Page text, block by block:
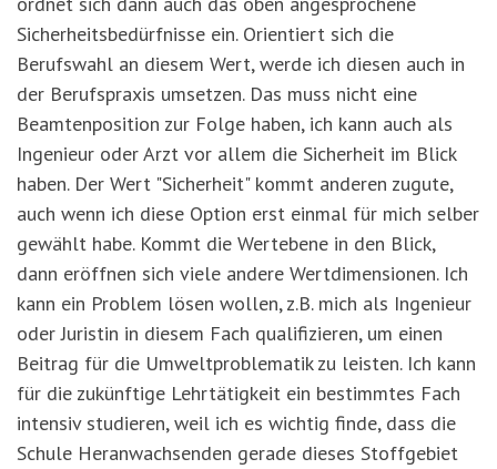
Sicherheitsbedürfnisse ein. Orientiert sich die
Berufswahl an diesem Wert, werde ich diesen auch in
der Berufspraxis umsetzen. Das muss nicht eine
Beamtenposition zur Folge haben, ich kann auch als
Ingenieur oder Arzt vor allem die Sicherheit im Blick
haben. Der Wert "Sicherheit" kommt anderen zugute,
auch wenn ich diese Option erst einmal für mich selber
gewählt habe. Kommt die Wertebene in den Blick,
dann eröffnen sich viele andere Wertdimensionen. Ich
kann ein Problem lösen wollen, z.B. mich als Ingenieur
oder Juristin in diesem Fach qualifizieren, um einen
Beitrag für die Umweltproblematik zu leisten. Ich kann
für die zukünftige Lehrtätigkeit ein bestimmtes Fach
intensiv studieren, weil ich es wichtig finde, dass die
Schule Heranwachsenden gerade dieses Stoffgebiet